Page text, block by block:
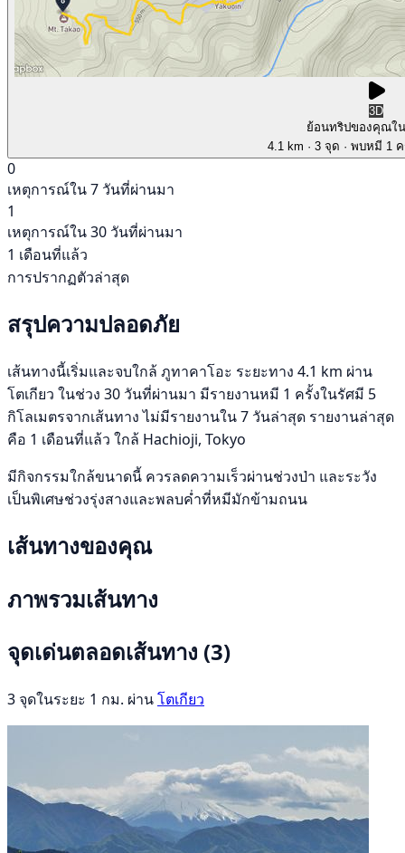
3D
ย้อนทริปของคุณใ
4.1 km · 3 จุด · พบหมี 1
0
เหตุการณ์ใน 7 วันที่ผ่านมา
1
เหตุการณ์ใน 30 วันที่ผ่านมา
1 เดือนที่แล้ว
การปรากฏตัวล่าสุด
สรุปความปลอดภัย
เส้นทางนี้เริ่มและจบใกล้ ภูทาคาโอะ ระยะทาง 4.1 km ผ่าน
โตเกียว ในช่วง 30 วันที่ผ่านมา มีรายงานหมี 1 ครั้งในรัศมี 5
กิโลเมตรจากเส้นทาง ไม่มีรายงานใน 7 วันล่าสุด รายงานล่าสุด
คือ 1 เดือนที่แล้ว ใกล้ Hachioji, Tokyo
มีกิจกรรมใกล้ขนาดนี้ ควรลดความเร็วผ่านช่วงป่า และระวัง
เป็นพิเศษช่วงรุ่งสางและพลบค่ำที่หมีมักข้ามถนน
เส้นทางของคุณ
ภาพรวมเส้นทาง
จุดเด่นตลอดเส้นทาง (3)
3 จุดในระยะ 1 กม. ผ่านโตเกียว